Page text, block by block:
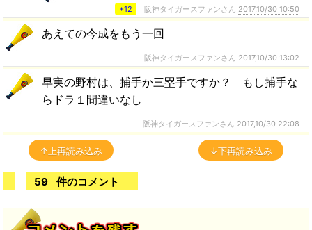
+12 阪神タイガースファンさん 2017,10/30 10:50
あえての今成をもう一回
阪神タイガースファンさん 2017,10/30 13:02
早実の野村は、捕手か三塁手ですか？ もし捕手な
らドラ１間違いなし
阪神タイガースファンさん 2017,10/30 22:08
↑上再読み込み ↓下再読み込み
59 件のコメント